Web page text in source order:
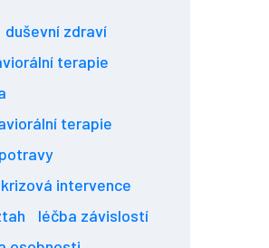
duševní zdraví
terapie
terapie
krizová intervence
léčba závislostí